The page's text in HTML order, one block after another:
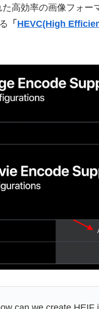
高効率の画像フォー
「 HEVC(High